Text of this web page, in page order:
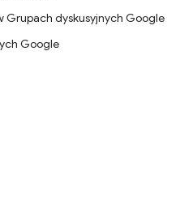
Grupach dyskusyjnych Google
Google